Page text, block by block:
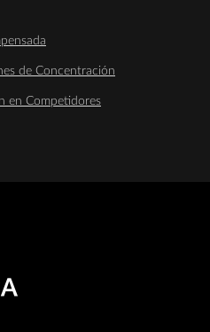
de Concentración
en Competidores